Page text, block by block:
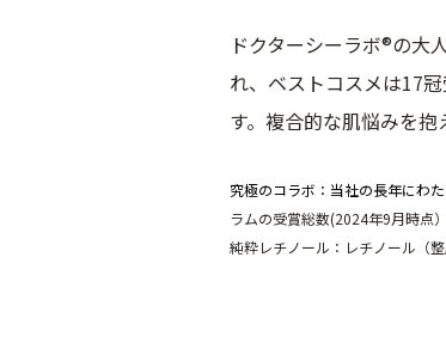
ドクターシーラボ®の大
れ、ベストコスメは17
す。複合的な肌悩みを抱
究極のコラボ：当社の長年にわ
ラムの受賞総数(2024年9月時
純粋レチノール：レチノール（